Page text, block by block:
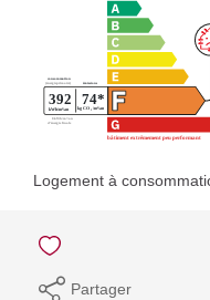
Logement à
Partager